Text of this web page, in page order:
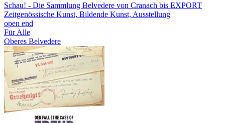
Schau! - Die Sammlung Belvedere von Cranach bis EXPORT
Zeitgenössische Kunst, Bildende Kunst, Ausstellung
open end
Für Alle
Oberes Belvedere